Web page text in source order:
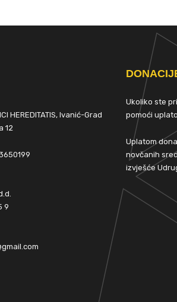
HEREDITATIS, Ivanić-Grad
12
9
Ukoliko ste
pomoći
Uplatom
novčanih
izvješće